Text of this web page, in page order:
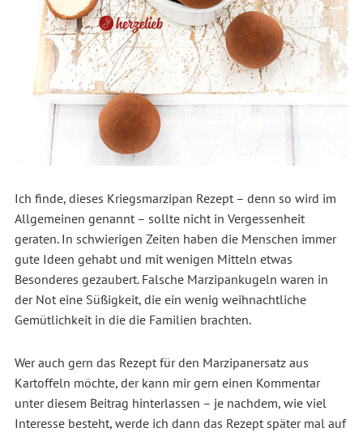
Ich finde, dieses Kriegsmarzipan Rezept – denn so wird im
Allgemeinen genannt – sollte nicht in Vergessenheit
geraten. In schwierigen Zeiten haben die Menschen immer
gute Ideen gehabt und mit wenigen Mitteln etwas
Besonderes gezaubert. Falsche Marzipankugeln waren in
der Not eine Süßigkeit, die ein wenig weihnachtliche
Gemütlichkeit in die die Familien brachten.
Wer auch gern das Rezept für den Marzipanersatz aus
Kartoffeln möchte, der kann mir gern einen Kommentar
unter diesem Beitrag hinterlassen – je nachdem, wie viel
Interesse besteht, werde ich dann das Rezept später mal auf